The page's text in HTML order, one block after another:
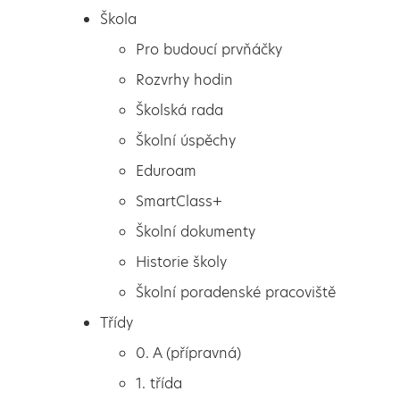
Pro budoucí prvňáčky
Rozvrhy hodin
Školská rada
Škola
Pro budoucí prvňáčky
Rozvrhy hodin
Školská rada
Školní úspěchy
Eduroam
SmartClass+
Školní dokumenty
Historie školy
Školní poradenské pracoviště
Třídy
0. A (přípravná)
1. třída
Den v ZOO Praha